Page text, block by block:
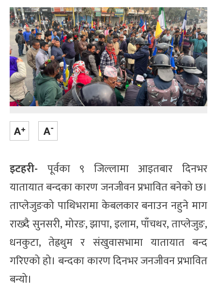
इटहरी- पूर्वका ९ जिल्लामा आइतबार दिनभर
यातायात बन्दका कारण जनजीवन प्रभावित बनेको छ।
ताप्लेजुङको पाथिभरामा केबलकार बनाउन नहुने माग
राख्दै सुनसरी, मोरङ, झापा, इलाम, पाँचथर, ताप्लेजुङ,
धनकुटा, तेह्रथुम र संखुवासभामा यातायात बन्द
गरिएको हो। बन्दका कारण दिनभर जनजीवन प्रभावित
बन्यो।